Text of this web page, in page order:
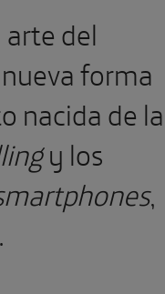
arte del
forma
nacida de la
y los
,